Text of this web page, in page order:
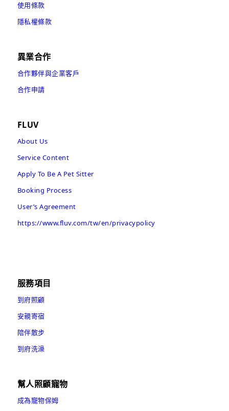
使用條款
隱私權條款
異業合作
合作夥伴與企業客戶
合作申請
FLUV
About Us
Service Content
Apply To Be A Pet Sitter
Booking Process
User’s Agreement
https://www.fluv.com/tw/en/privacypolicy
服務項目
到府照顧
安親寄宿
陪伴散步
到府洗澡
幫人照顧寵物
成為寵物保姆